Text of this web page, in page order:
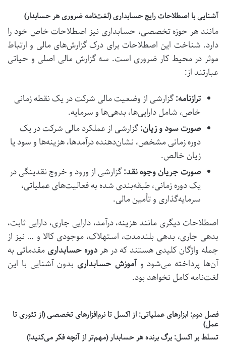
آشنایی با اصطلاحات رایج حسابداری (لغت‌نامه ضروری هر حسابدار)
مانند هر حوزه تخصصی، حسابداری نیز اصطلاحات خاص خود را
دارد. شناخت این اصطلاحات برای درک گزارش‌های مالی و ارتباط
موثر در محیط کار ضروری است. سه گزارش مالی اصلی و حیاتی
عبارتند از:
ترازنامه:گزارشی از وضعیت مالی شرکت در یک نقطه زمانی
خاص، شامل دارایی‌ها، بدهی‌ها و سرمایه.
صورت سود و زیان:گزارشی از عملکرد مالی شرکت در یک
دوره زمانی مشخص، نشان‌دهنده درآمدها، هزینه‌ها و سود یا
زیان خالص.
صورت جریان وجوه نقد:گزارشی از ورود و خروج نقدینگی در
یک دوره زمانی، طبقه‌بندی شده به فعالیت‌های عملیاتی،
سرمایه‌گذاری و تأمین مالی.
اصطلاحات دیگری مانند هزینه، درآمد، دارایی جاری، دارایی ثابت،
بدهی جاری، بدهی بلندمدت، استهلاک، موجودی کالا و … نیز از
جمله واژگان کلیدی هستند که در هر دوره حسابداری مقدماتی به
آن‌ها پرداخته می‌شود و آموزش حسابداری بدون آشنایی با این
لغت‌نامه کامل نخواهد بود.
فصل دوم: ابزارهای عملیاتی: از اکسل تا نرم‌افزارهای تخصصی (از تئوری تا
عمل)
تسلط بر اکسل: برگ برنده هر حسابدار (مهم‌تر از آنچه فکر می‌کنید!)